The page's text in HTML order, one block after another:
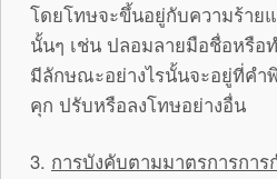
โดยโทษจะขึ้นอยู่กับความร้าย
นั้นๆ เช่น ปลอมลายมือชื่อหรือ
มีลักษณะอย่างไรนั้นจะอยู่ที่คำ
คุก ปรับหรือลงโทษอย่างอื่น
3. การบังคับตามมาตรการการ